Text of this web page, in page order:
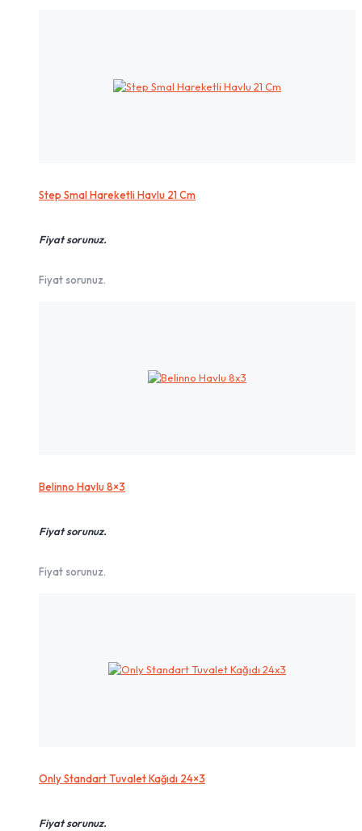
Step Smal Hareketli Havlu 21 Cm
Fiyat sorunuz.
Fiyat sorunuz.
Belinno Havlu 8×3
Fiyat sorunuz.
Fiyat sorunuz.
Only Standart Tuvalet Kağıdı 24×3
Fiyat sorunuz.